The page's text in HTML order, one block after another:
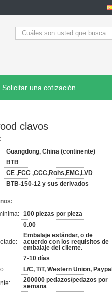
Solicitar una cotización
clavos
Guangdong, China (continente)
BTB
CE ,FCC ,CCC,Rohs,EMC,LVD
BTB-150-12 y sus derivados
100 piezas por pieza
0.00
Embalaje estándar, o de
acuerdo con los requisitos de
embalaje del cliente.
7-10 días
L/C, T/T, Western Union, Paypal
200000 pedazos/pedazos por
semana